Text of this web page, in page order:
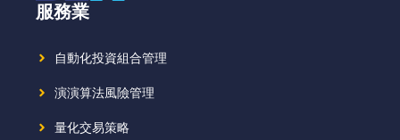
服務業
自動化投資組合管理
演演算法風險管理
量化交易策略